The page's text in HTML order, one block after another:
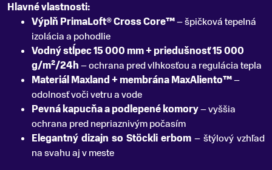
Hlavné vlastnosti:
Výplň PrimaLoft® Cross Core™– špičková tepelná
izolácia a pohodlie
Vodný stĺpec 15 000 mm + priedušnosť 15 000
g/m²/24h– ochrana pred vlhkosťou a regulácia tepla
Materiál Maxland + membrána MaxAliento™–
odolnosť voči vetru a vode
Pevná kapucňa a podlepené komory– vyššia
ochrana pred nepriaznivým počasím
Elegantný dizajn so Stöckli erbom – štýlový vzhľad
na svahu aj v meste